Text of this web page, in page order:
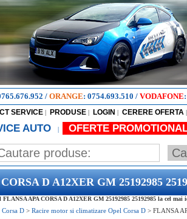
/ ORANGE: 0754.693.510 / VODAFONE:
SERVICE | PRODUSE | LOGIN | CERERE OFERTA |
AUTO | OFERTE
D A12XER GM 25192985
APA CORSA D A12XER GM 25192985 25192985 la cel mai
Corsa D > Racire motor si climatizare Opel Corsa D > FLANSA